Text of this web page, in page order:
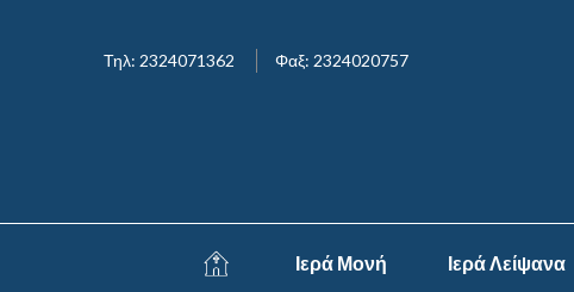
Τηλ: 2324071362 Φαξ: 2324020757
Ιερά Μονή Ιερά Λείψανα